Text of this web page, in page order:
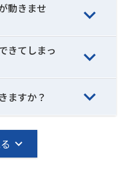
動きませ
きてしまっ
ますか？